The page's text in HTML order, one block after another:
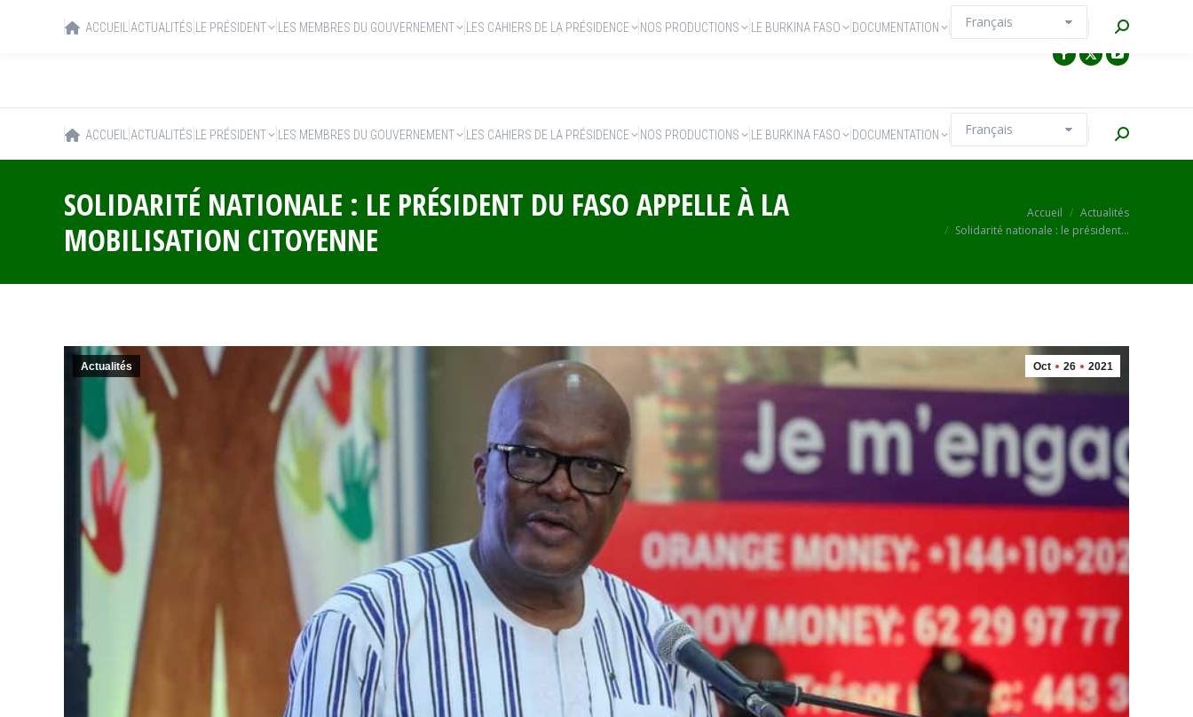
ACCUEIL ACTUALITÉS LE PRÉSIDENT LES MEMBRES DU GOUVERNEMENT LES CAHIERS DE LA PRÉSIDENCE NOS PRODUCTIONS LE BURKINA FASO DOCUMENTATION Recherche
SOLIDARITÉ NATIONALE : LE PRÉSIDENT DU FASO APPELLE À LA
MOBILISATION CITOYENNE
Accueil
Actualités
Solidarité nationale : le président…
Oct 26 2021
Actualités
ACCUEIL ACTUALITÉS LE PRÉSIDENT LES MEMBRES DU GOUVERNEMENT LES CAHIERS DE LA PRÉSIDENCE NOS PRODUCTIONS LE BURKINA FASO DOCUMENTATION Recherche